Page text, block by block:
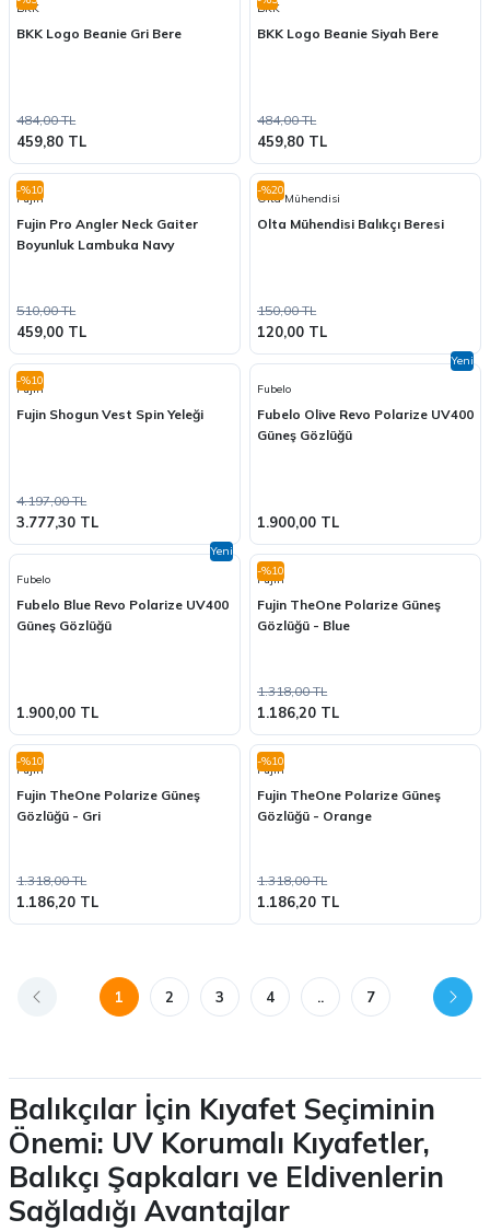
BKK
BKK Logo Beanie Gri Bere
484,00 TL
459,80 TL
BKK
BKK Logo Beanie Siyah Bere
484,00 TL
459,80 TL
-%10
Fujin
Fujin Pro Angler Neck Gaiter
Boyunluk Lambuka Navy
510,00 TL
459,00 TL
-%20
Olta Mühendisi
Olta Mühendisi Balıkçı Beresi
150,00 TL
120,00 TL
-%10
Fujin
Fujin Shogun Vest Spin Yeleği
4.197,00 TL
3.777,30 TL
Yeni
Fubelo
Fubelo Olive Revo Polarize UV400
Güneş Gözlüğü
1.900,00 TL
Yeni
Fubelo
Fubelo Blue Revo Polarize UV400
Güneş Gözlüğü
1.900,00 TL
-%10
Fujin
Fujin TheOne Polarize Güneş
Gözlüğü - Blue
1.318,00 TL
1.186,20 TL
-%10
Fujin
Fujin TheOne Polarize Güneş
Gözlüğü - Gri
1.318,00 TL
1.186,20 TL
-%10
Fujin
Fujin TheOne Polarize Güneş
Gözlüğü - Orange
1.318,00 TL
1.186,20 TL
1 2 3 4 .. 7
Balıkçılar İçin Kıyafet Seçiminin
Önemi: UV Korumalı Kıyafetler,
Balıkçı Şapkaları ve Eldivenlerin
Sağladığı Avantajlar